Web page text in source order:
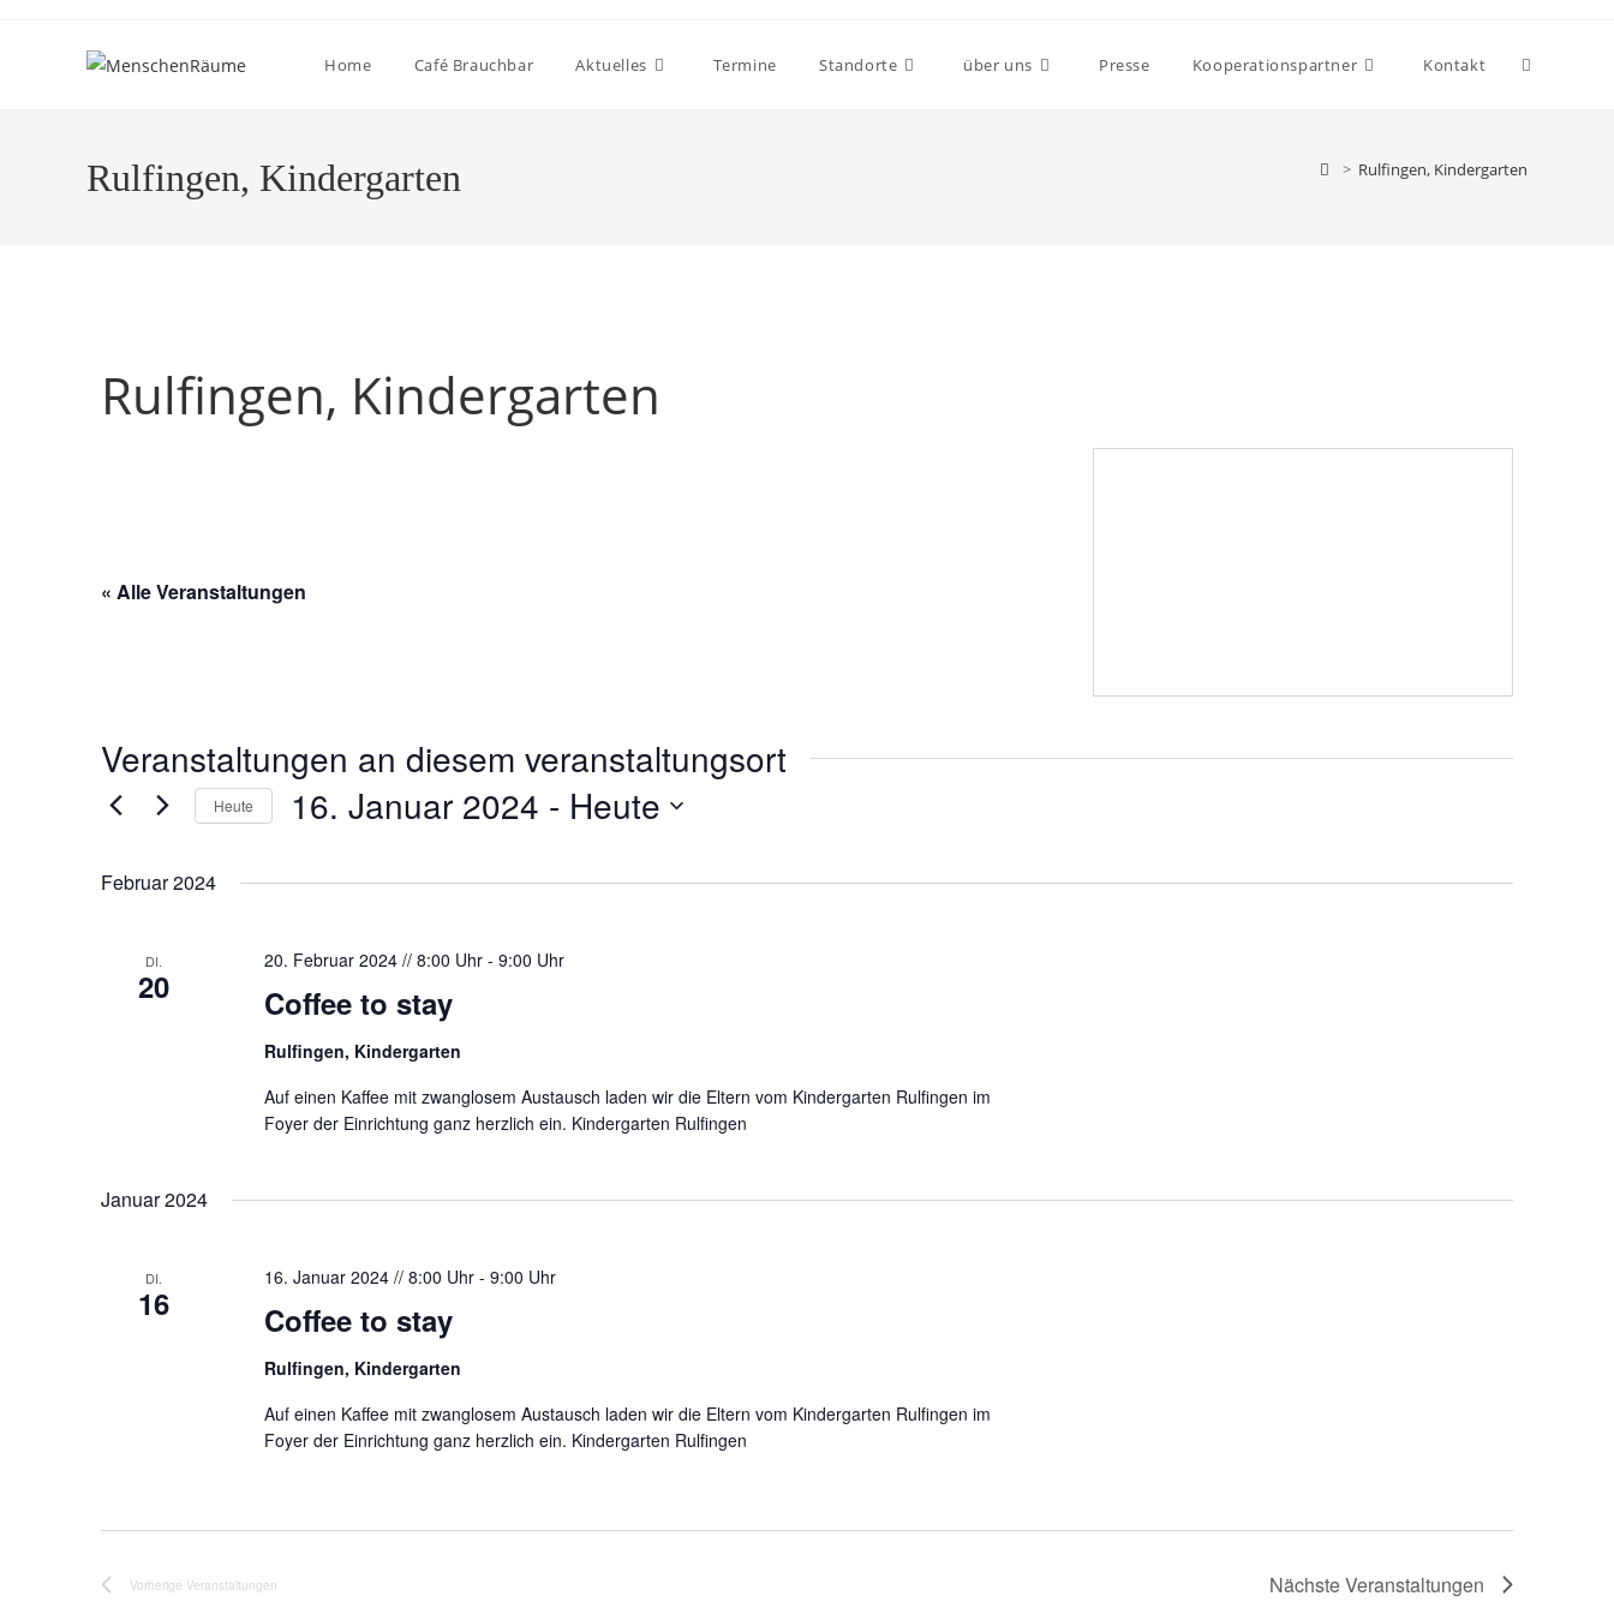
Home Café Brauchbar Aktuelles Termine Standorte über uns Presse Kooperationspartner Kontakt
Rulfingen, Kindergarten > Rulfingen, Kindergarten
Rulfingen, Kindergarten
« Alle Veranstaltungen
Veranstaltungen an diesem veranstaltungsort
Heute 16. Januar 2024 - Heute
m
ä
h
Februar 2024
DI.
20 Coffee to stay
20. Februar 2024 // 8:00 Uhr- 9:00 Uhr
Rulfingen, Kindergarten
Auf einen Kaffee mit zwanglosem Austausch laden wir die Eltern vom Kindergarten Rulfingen im
Foyer der Einrichtung ganz herzlich ein. Kindergarten Rulfingen
Januar 2024
DI.
16 Coffee to stay
16. Januar 2024 // 8:00 Uhr- 9:00 Uhr
Rulfingen, Kindergarten
Auf einen Kaffee mit zwanglosem Austausch laden wir die Eltern vom Kindergarten Rulfingen im
Foyer der Einrichtung ganz herzlich ein. Kindergarten Rulfingen
Vorherige Veranstaltungen NächsteVeranstaltungen